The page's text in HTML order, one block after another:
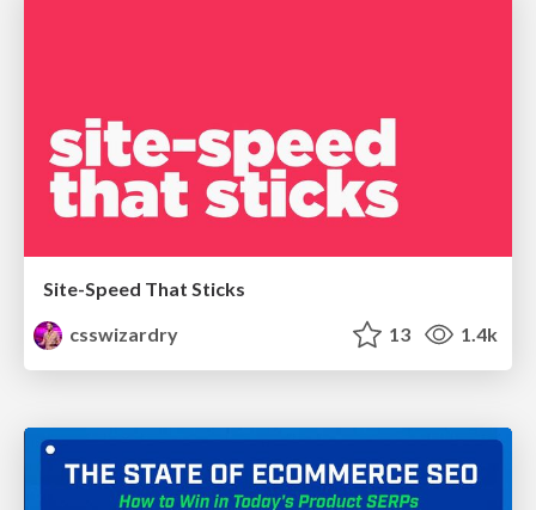
Site-Speed That Sticks
csswizardry
13 1.4k